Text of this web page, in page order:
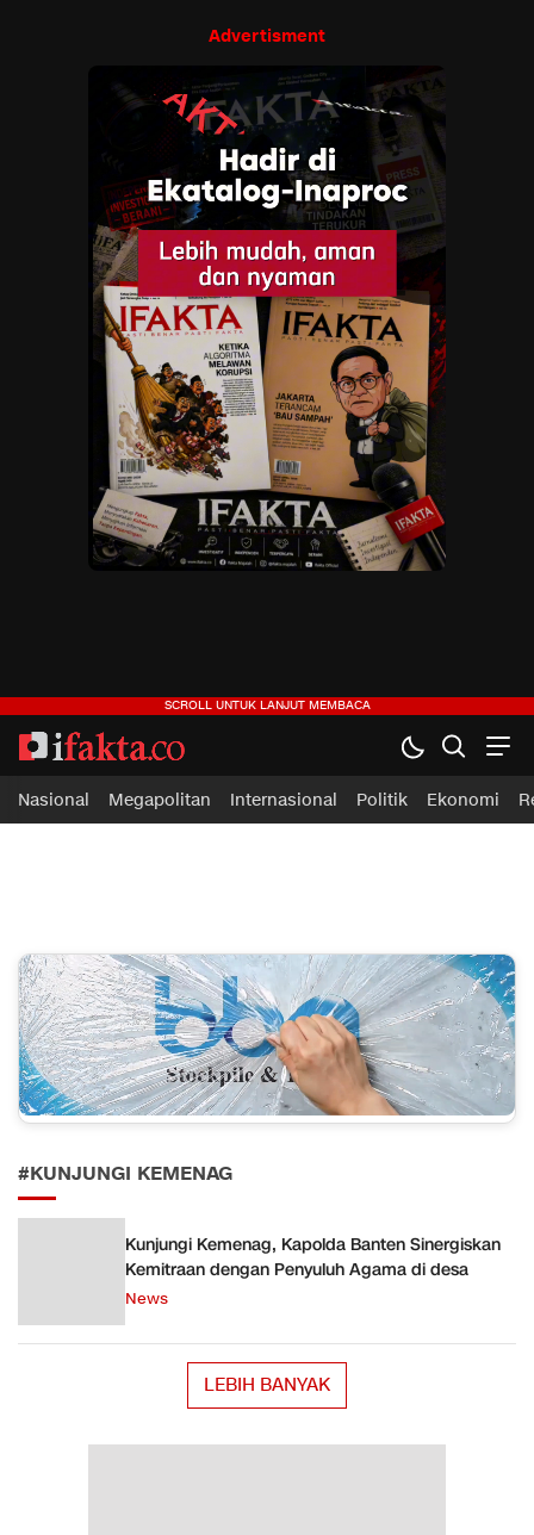
Advertisment
ifakta.co
#pastibenar
Nasional Megapolitan Internasional Politik Ekonomi
#KUNJUNGI KEMENAG
Kunjungi Kemenag, Kapolda Banten Sinergiskan
Kemitraan dengan Penyuluh Agama di desa
News
LEBIH BANYAK